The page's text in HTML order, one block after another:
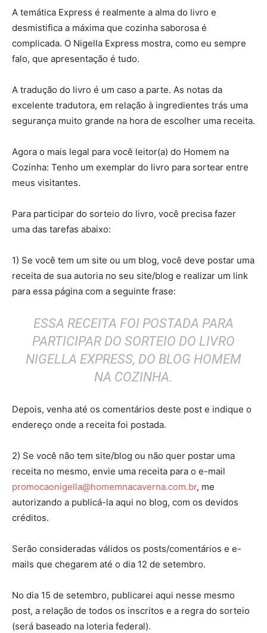
A temática Express é realmente a alma do livro e
desmistifica a máxima que cozinha saborosa é
complicada. O Nigella Express mostra, como eu sempre
falo, que apresentação é tudo.
A tradução do livro é um caso a parte. As notas da
excelente tradutora, em relação à ingredientes trás uma
segurança muito grande na hora de escolher uma receita.
Agora o mais legal para você leitor(a) do Homem na
Cozinha: Tenho um exemplar do livro para sortear entre
meus visitantes.
Para participar do sorteio do livro, você precisa fazer
uma das tarefas abaixo:
1) Se você tem um site ou um blog, você deve postar uma
receita de sua autoria no seu site/blog e realizar um link
para essa página com a seguinte frase:
ESSA RECEITA FOI POSTADA PARA
PARTICIPAR DO SORTEIO DO LIVRO
NIGELLA EXPRESS, DO BLOG HOMEM
NA COZINHA.
Depois, venha até os comentários deste post e indique o
endereço onde a receita foi postada.
2) Se você não tem site/blog ou não quer postar uma
receita no mesmo, envie uma receita para o e-mail
promocaonigella@homemnacaverna.com.br, me
autorizando a publicá-la aqui no blog, com os devidos
créditos.
Serão consideradas válidos os posts/comentários e e-
mails que chegarem até o dia 12 de setembro.
No dia 15 de setembro, publicarei aqui nesse mesmo
post, a relação de todos os inscritos e a regra do sorteio
(será baseado na loteria federal).